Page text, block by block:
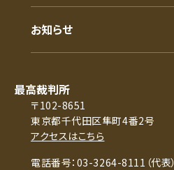
お知らせ
最高裁判所
〒102-8651
東京都千代田区隼町4番2号
アクセスはこちら
電話番号：03-3264-8111（代表）